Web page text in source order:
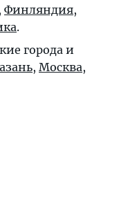
Финляндия,
.
города и
, Москва,